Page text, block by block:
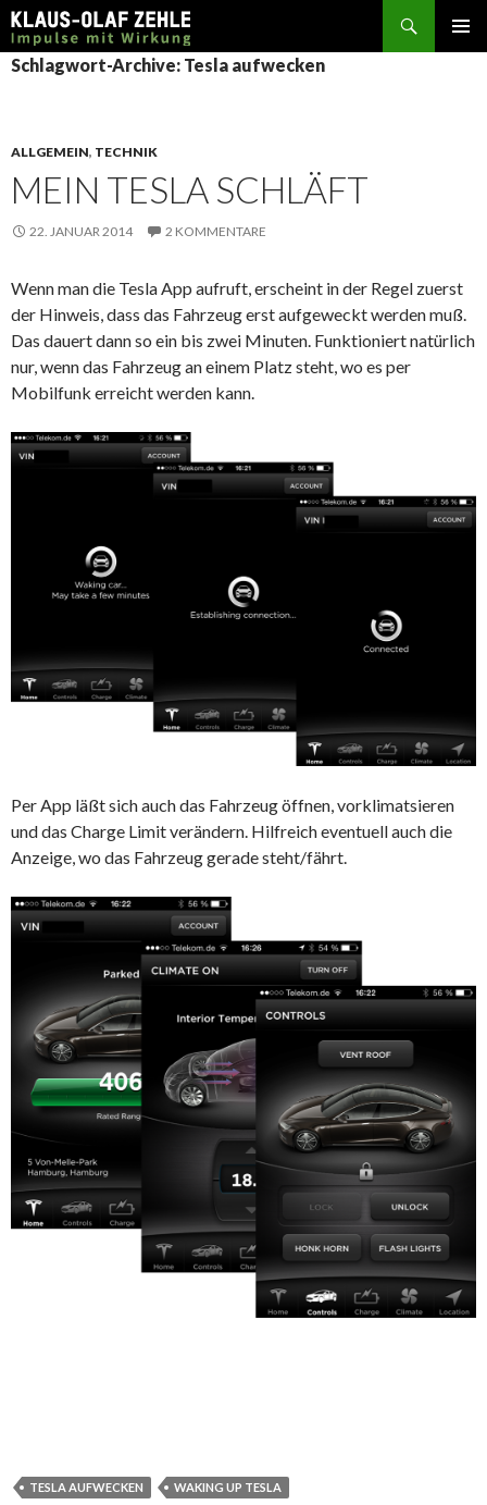
Suchen
SPRINGE
ZUM
Schlagwort-Archive: Tesla aufwecken
ALLGEMEIN, TECHNIK
MEIN TESLA SCHLÄFT
22. JANUAR 2014 2 KOMMENTARE
Wenn man die Tesla App aufruft, erscheint in der Regel zuerst
der Hinweis, dass das Fahrzeug erst aufgeweckt werden muß.
Das dauert dann so ein bis zwei Minuten. Funktioniert natürlich
nur, wenn das Fahrzeug an einem Platz steht, wo es per
Mobilfunk erreicht werden kann.
Per App läßt sich auch das Fahrzeug öffnen, vorklimatsieren
und das Charge Limit verändern. Hilfreich eventuell auch die
Anzeige, wo das Fahrzeug gerade steht/fährt.
TESLA AUFWECKEN WAKING UP TESLA